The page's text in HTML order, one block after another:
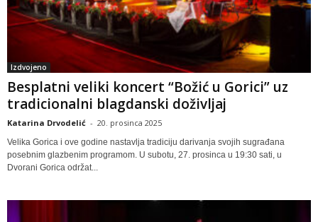
Izdvojeno
Besplatni veliki koncert “Božić u Gorici” uz
tradicionalni blagdanski doživljaj
Katarina Drvodelić - 20. prosinca 2025
Velika Gorica i ove godine nastavlja tradiciju darivanja svojih sugrađana
posebnim glazbenim programom. U subotu, 27. prosinca u 19:30 sati, u
Dvorani Gorica održat...